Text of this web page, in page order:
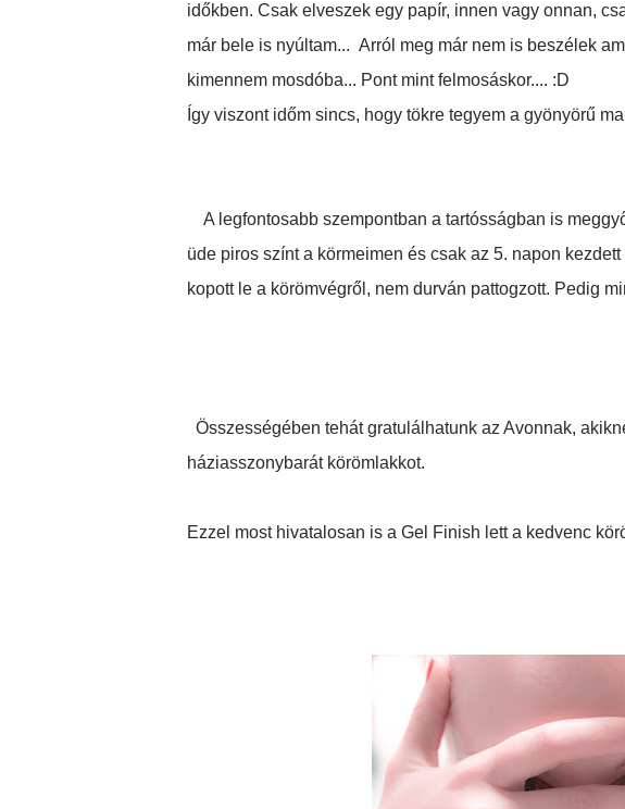
időkben. Csak elveszek egy papír, innen vagy onnan,
már bele is nyúltam... Arról meg már nem is beszélek
kimennem mosdóba... Pont mint felmosáskor.... :D
Így viszont időm sincs, hogy tökre tegyem a gyönyörű
A legfontosabb szempontban a tartósságban is
üde piros színt a körmeimen és csak az 5. napon
kopott le a körömvégről, nem durván pattogzott. Pedig
Összességében tehát gratulálhatunk az Avonnak,
háziasszonybarát körömlakkot.
Ezzel most hivatalosan is a Gel Finish lett a kedvenc